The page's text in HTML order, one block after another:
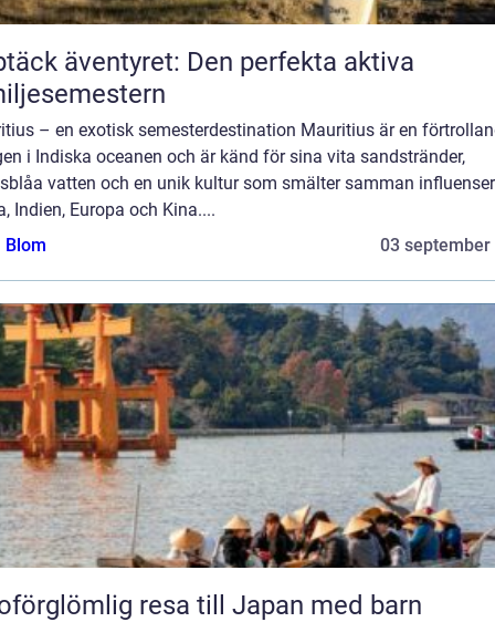
äventyret: Den perfekta aktiva
– en exotisk semesterdestination Mauritius är en
i Indiska oceanen och är känd för sina vita sandstränder,
vatten och en unik kultur som smälter samman
Indien, Europa och Kina....
Blom
03 september
resa till Japan med barn